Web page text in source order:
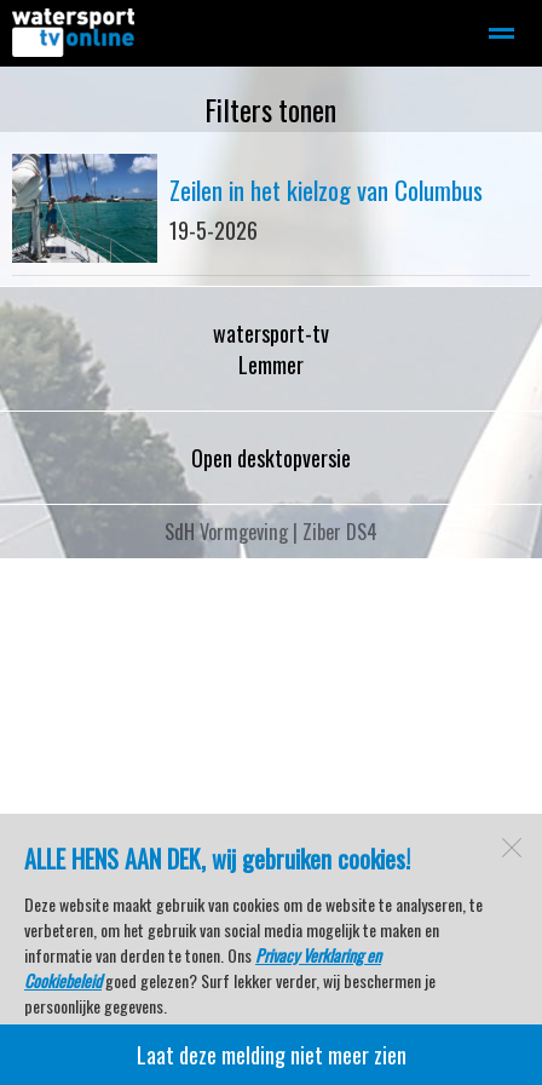
Motorboot-sloep Adverteren
Home Contact Bellen Zoeken
ALLE HENS AAN DEK, wij gebruiken cookies!
Deze website maakt gebruik van cookies om de website te analyseren, te
verbeteren, om het gebruik van social media mogelijk te maken en
informatie van derden te tonen. OnsPrivacy Verklaring en
Cookiebeleidgoed gelezen? Surf lekker verder, wij beschermen je
persoonlijke gegevens.
Veel kijkplezier met Watersport TV Beleving & Nieuws!
Laat deze melding niet meer zien
Filters tonen
Zeilen in het kielzog van Columbus
19-5-2026
watersport-tv
Lemmer
Open desktopversie
SdH Vormgeving | Ziber DS4